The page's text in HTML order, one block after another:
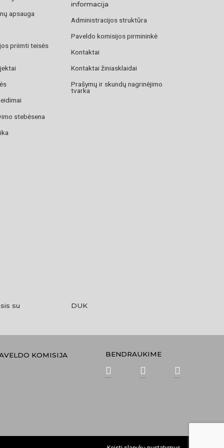
apsauga
priimti teisės
stebėsena
informacija
Administracijos struktūra
Paveldo komisijos pirmininkė
Kontaktai
Kontaktai žiniasklaidai
Prašymų ir skundų nagrinėjimo
tvarka
su
DUK
KOMISIJA BENDRAUKIME